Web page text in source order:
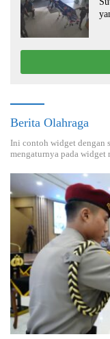
Berita Olahraga
Ini contoh widget dengan
mengaturnya pada widget